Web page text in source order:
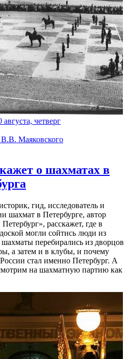
августа, четверг
Маяковского
о шахматах в
гид, исследователь и
шахмат в Петербурге, автор
расскажет, где в
могли сойтись люди из
перебирались из дворцов
а затем и в клубы, и почему
стал именно Петербург. А
на шахматную партию как